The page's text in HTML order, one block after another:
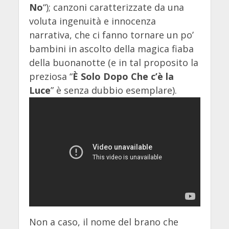
No“); canzoni caratterizzate da una
voluta ingenuità e innocenza
narrativa, che ci fanno tornare un po’
bambini in ascolto della magica fiaba
della buonanotte (e in tal proposito la
preziosa “È Solo Dopo Che c’è la
Luce” è senza dubbio esemplare).
Non a caso, il nome del brano che